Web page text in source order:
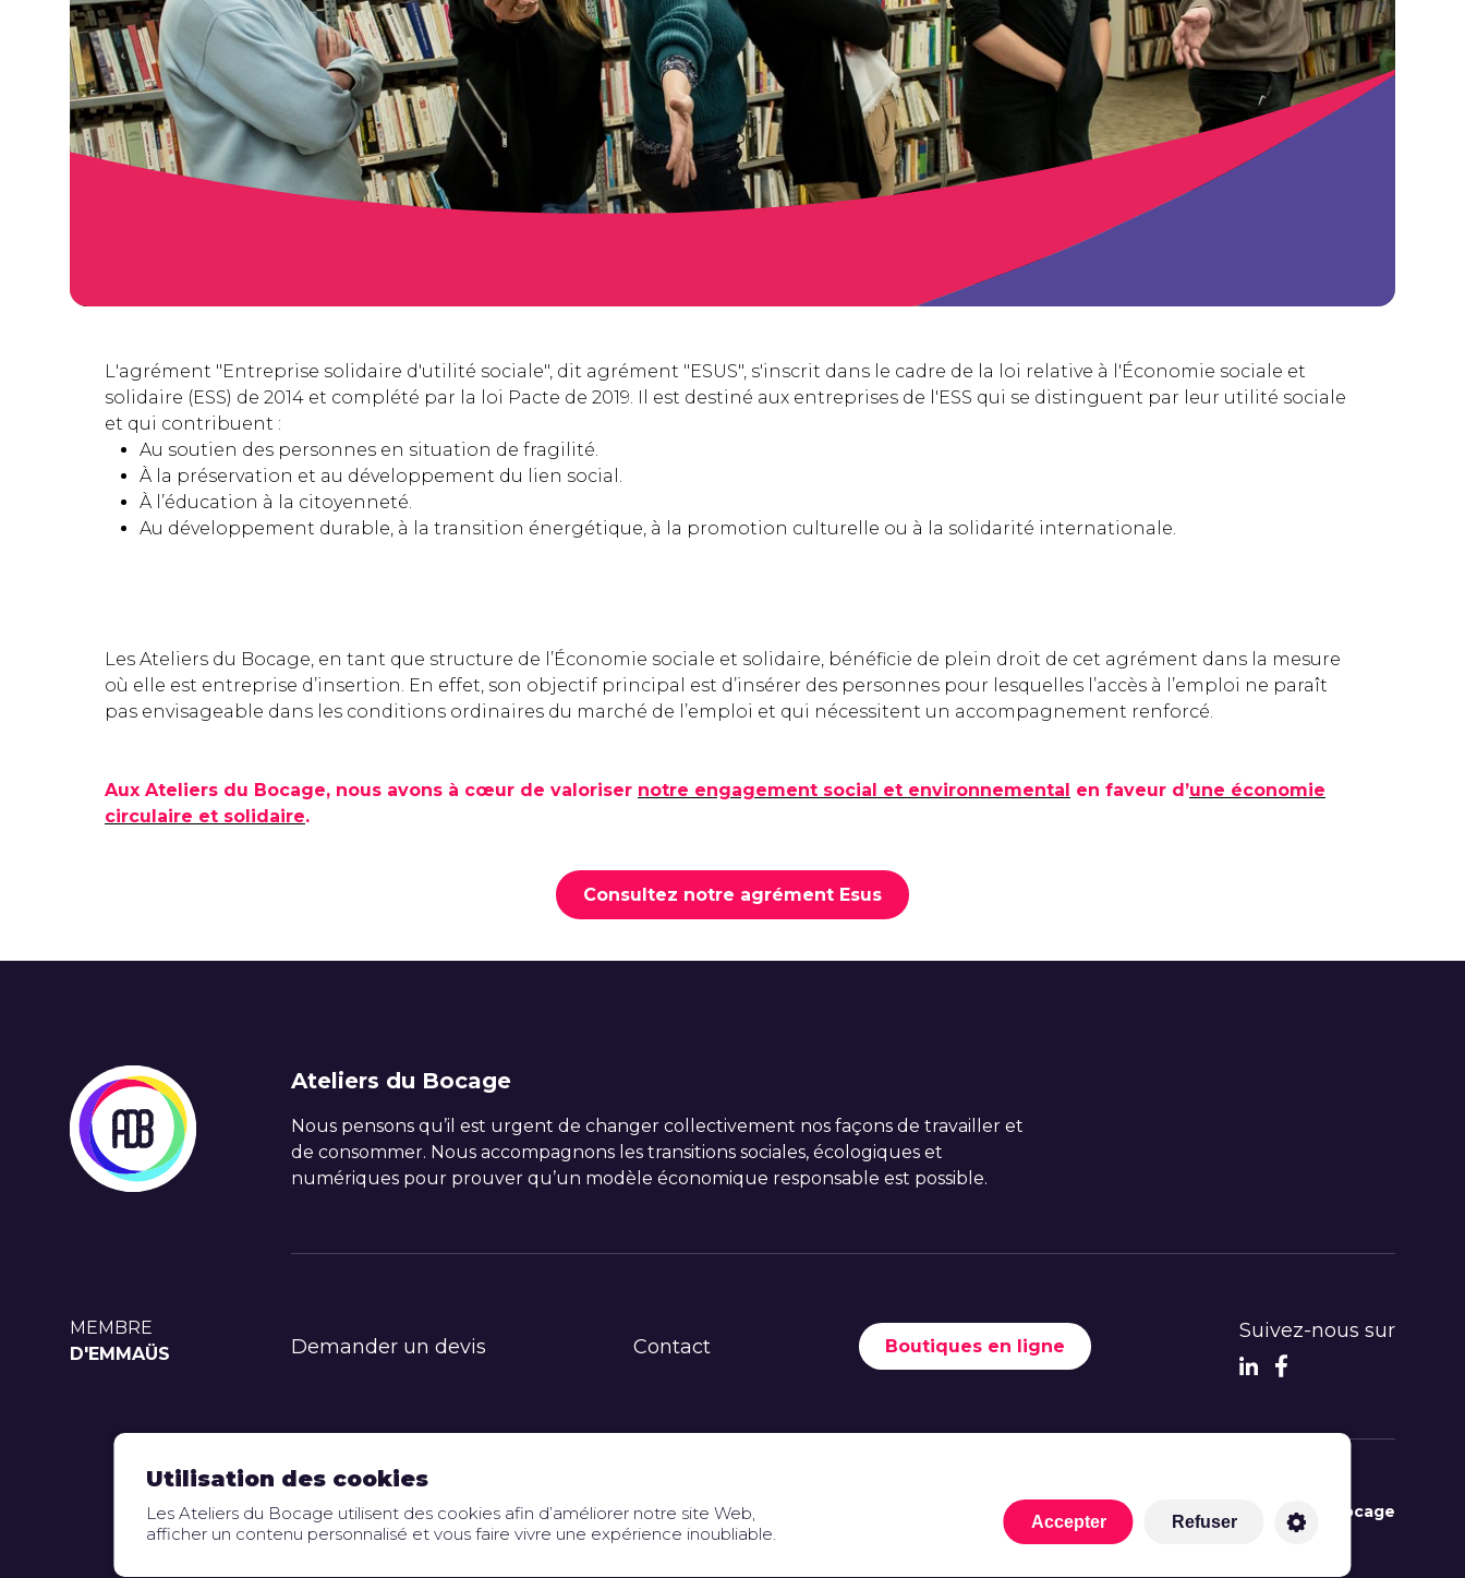
L'agrément "Entreprise solidaire d'utilité sociale", dit agrément "ESUS", s'inscrit dans le cadre de la loi relative à l'Économie sociale et
solidaire (ESS) de 2014 et complété par la loi Pacte de 2019. Il est destiné aux entreprises de l'ESS qui se distinguent par leur utilité sociale
et qui contribuent :
Au soutien des personnes en situation de fragilité.
À la préservation et au développement du lien social.
À l’éducation à la citoyenneté.
Au développement durable, à la transition énergétique, à la promotion culturelle ou à la solidarité internationale.
Les Ateliers du Bocage, en tant que structure de l’Économie sociale et solidaire, bénéficie de plein droit de cet agrément dans la mesure
où elle est entreprise d’insertion. En effet, son objectif principal est d’insérer des personnes pour lesquelles l’accès à l’emploi ne paraît
pas envisageable dans les conditions ordinaires du marché de l’emploi et qui nécessitent un accompagnement renforcé.
Aux Ateliers du Bocage, nous avons à cœur de valoriser notre engagement social et environnemental en faveur d’une économie
circulaire et solidaire.
Consultez notre agrément Esus
Ateliers du Bocage
Nous pensons qu’il est urgent de changer collectivement nos façons de travailler et
de consommer. Nous accompagnons les transitions sociales, écologiques et
numériques pour prouver qu’un modèle économique responsable est possible.
MEMBRE
D'EMMAÜS
Demander un devis Contact Boutiques en ligne
Suivez-nous sur
Mentions légales Espace presse et documentation © 2022 - Ateliers du Bocage
Utilisation des cookies
Les Ateliers du Bocage utilisent des cookies afin d’améliorer notre site Web,
afficher un contenu personnalisé et vous faire vivre une expérience inoubliable.
Accepter Refuser